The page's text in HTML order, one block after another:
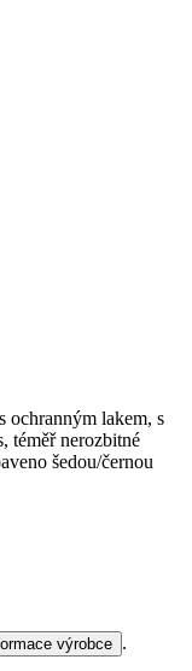
ochranným lakem, s
téměř nerozbitné
šedou/černou
výrobce .